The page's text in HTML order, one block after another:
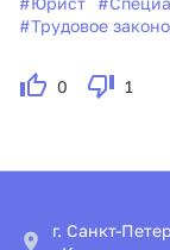
#Трудовое
0 1
г. Санкт-